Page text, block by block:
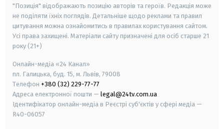
"Позиція" відображають позицію авторів та героїв. Редакція може
не поділяти їхніх поглядів. Детальніше щодо реклами та правил
цитування можна ознайомитись в правилах користування сайтом.
Усі права захищені. Матеріали сайту призначені для осіб старше 21
року (21+)
Онлайн-медіа «24 Канал»
пл. Галицька, буд. 15, м. Львів, 79008
Телефон +380 (32) 229-77-77
Адреса електронної пошти — legal@24tv.com.ua
Ідентифікатор онлайн-медіа в Реєстрі суб'єктів у сфері медіа —
R40-06057